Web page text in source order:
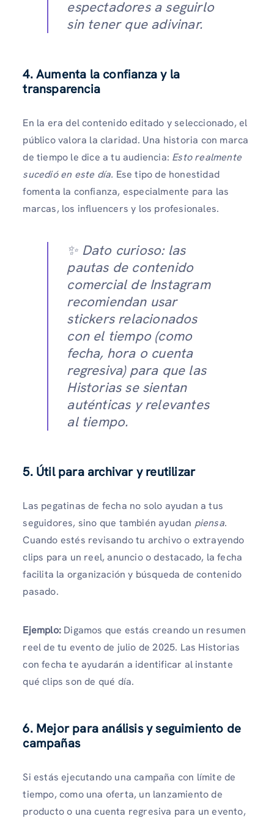
espectadores a seguirlo
sin tener que adivinar.
4.Aumenta la confianza y la
transparencia
En la era del contenido editado y seleccionado, el
público valora la claridad. Una historia con marca
de tiempo le dice a tu audiencia: Esto realmente
sucedió en este día. Ese tipo de honestidad
fomenta la confianza, especialmente para las
marcas, los influencers y los profesionales.
✨ Dato curioso: las
pautas de contenido
comercial de Instagram
recomiendan usar
stickers relacionados
con el tiempo (como
fecha, hora o cuenta
regresiva) para que las
Historias se sientan
auténticas y relevantes
al tiempo.
5. Útil para archivar y reutilizar
Las pegatinas de fecha no solo ayudan a tus
seguidores, sino que también ayudan piensa.
Cuando estés revisando tu archivo o extrayendo
clips para un reel, anuncio o destacado, la fecha
facilita la organización y búsqueda de contenido
pasado.
Ejemplo: Digamos que estás creando un resumen
reel de tu evento de julio de 2025. Las Historias
con fecha te ayudarán a identificar al instante
qué clips son de qué día.
6. Mejor para análisis y seguimiento de
campañas
Si estás ejecutando una campaña con límite de
tiempo, como una oferta, un lanzamiento de
producto o una cuenta regresiva para un evento,